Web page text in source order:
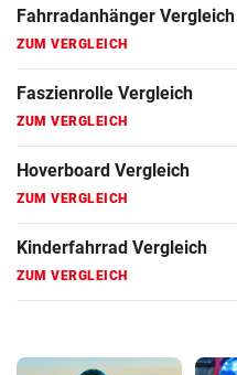
Fahrradanhänger Vergleich
ZUM VERGLEICH
Faszienrolle Vergleich
ZUM VERGLEICH
Hoverboard Vergleich
ZUM VERGLEICH
Kinderfahrrad Vergleich
ZUM VERGLEICH